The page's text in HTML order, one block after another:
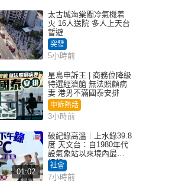
太古城海棠閣冷氣機着
火 16人送院 多人上天台
暫避
突發
5小時前
星島申訴王 | 商務位降級
特選經濟艙 無法照顧病
妻 港男不滿國泰安排
申訴熱話
3小時前
01:02
破紀錄高溫︱上水錄39.8
度 天文台：自1980年代
設氣象站以來境內最高
紀錄
社會
7小時前